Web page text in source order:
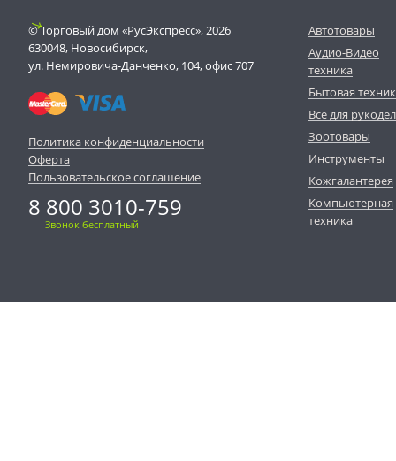
© Торговый дом «РусЭкспресс», 2026
630048, Новосибирск,
ул. Немировича-Данченко, 104, офис 707
Политика конфиденциальности
Оферта
Пользовательское соглашение
8 800 3010-759
Звонок бесплатный
Автотовары
Аудио-Видео
техника
Бытовая
Все для
Зоотовары
Инструменты
Кожгалантерея
Компьютерная
техника